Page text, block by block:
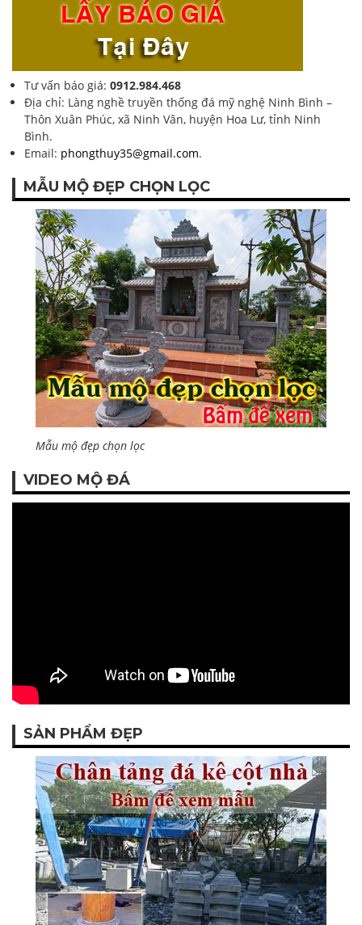
Tư vấn báo giá: 0912.984.468
Địa chỉ: Làng nghề truyền thống đá mỹ nghệ Ninh Bình –
Thôn Xuân Phúc, xã Ninh Vân, huyện Hoa Lư, tỉnh Ninh
Bình.
Email: phongthuy35@gmail.com.
MẪU MỘ ĐẸP CHỌN LỌC
Mẫu mộ đẹp chọn lọc
VIDEO MỘ ĐÁ
SẢN PHẨM ĐẸP